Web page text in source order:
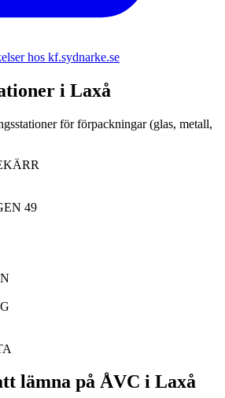
hos kf.sydnarke.se
i Laxå
för förpackningar (glas, metall,
49
lämna på ÅVC i Laxå